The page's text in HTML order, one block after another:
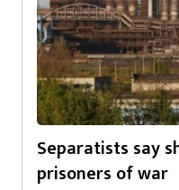
Separatists say
prisoners of war